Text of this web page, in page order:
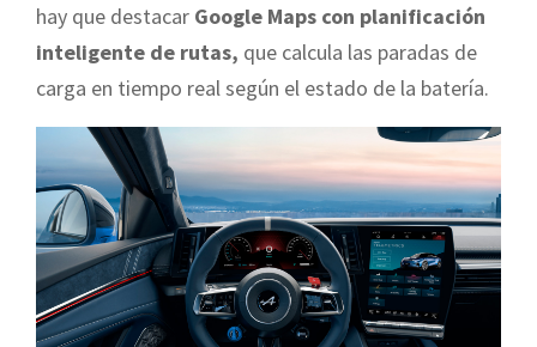
hay que destacar Google Maps con planificación
inteligente de rutas, que calcula las paradas de
carga en tiempo real según el estado de la batería.